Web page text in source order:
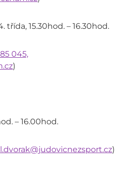
třída, 15.30hod. – 16.30hod.
045,
)
– 16.00hod.
)